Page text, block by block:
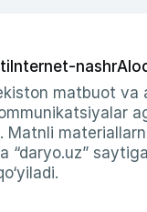
Internet-nashr
matbuot